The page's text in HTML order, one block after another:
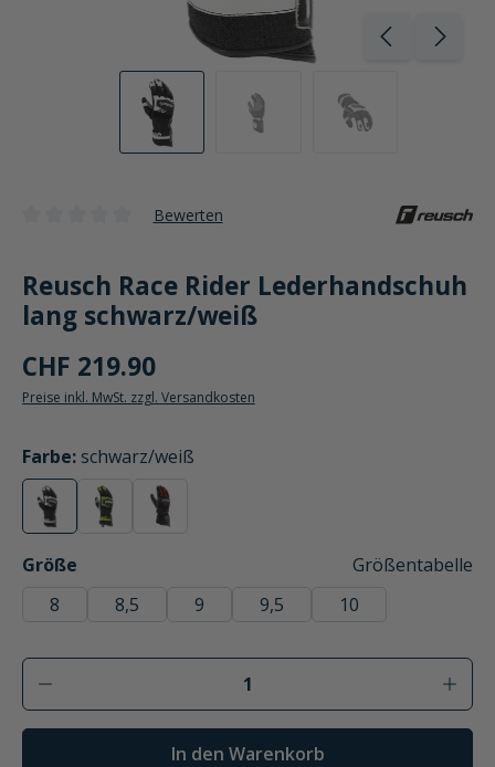
Bewerten
Reusch Race Rider Lederhandschuh
lang schwarz/weiß
CHF 219.90
Preise inkl. MwSt. zzgl. Versandkosten
Farbe
auswählen
: schwarz/weiß
schwarz/weiß
(Diese Option ist zurzeit nicht verfügbar.)
schwarz/grün
(Diese Option ist zurzeit nicht verfügbar.)
schwarz/grau/leuchtrot
(Diese Option ist zurzeit nicht verfügbar.)
Größe
auswählen
Größentabelle
8
8,5 9 9,5 10
Produkt Anzahl: Gib den gewünschten
In den Warenkorb